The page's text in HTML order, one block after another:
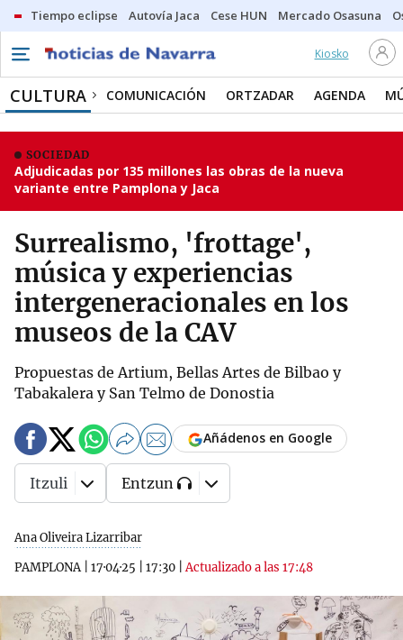
Tiempo eclipse Autovía Jaca Cese HUN Mercado Osasuna
Kiosko
CULTURA COMUNICACIÓN ORTZADAR AGENDA
SOCIEDAD
Adjudicadas por 135 millones las obras de la nueva
variante entre Pamplona y Jaca
Surrealismo, 'frottage',
música y experiencias
intergeneracionales en los
museos de la CAV
Propuestas de Artium, Bellas Artes de Bilbao y
Tabakalera y San Telmo de Donostia
Ana Oliveira Lizarribar
PAMPLONA| 17·04·25 17:30 |Actualizado a las 17:48
Añádenos en Google
Itzuli Entzun